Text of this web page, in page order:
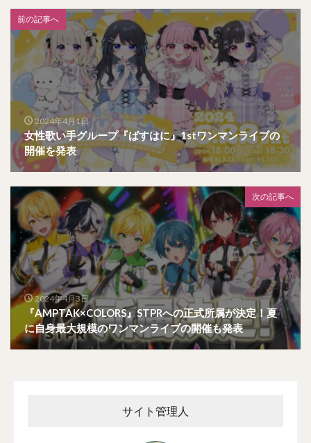
前の記事へ
2024年4月1日
女性歌い手グループ『ぱすはに』1stワンマンライブの
開催を発表
次の記事へ
2024年4月3日
『AMPTAK×COLORS』STPRへの正式所属が決定！夏
に自身最大規模のワンマンライブの開催も発表
サイト管理人